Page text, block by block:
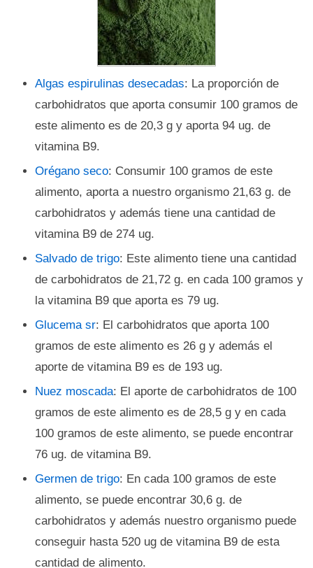
Algas espirulinas desecadas: La proporción de
carbohidratos que aporta consumir 100 gramos de
este alimento es de 20,3 g y aporta 94 ug. de
vitamina B9.
Orégano seco: Consumir 100 gramos de este
alimento, aporta a nuestro organismo 21,63 g. de
carbohidratos y además tiene una cantidad de
vitamina B9 de 274 ug.
Salvado de trigo: Este alimento tiene una cantidad
de carbohidratos de 21,72 g. en cada 100 gramos y
la vitamina B9 que aporta es 79 ug.
Glucema sr: El carbohidratos que aporta 100
gramos de este alimento es 26 g y además el
aporte de vitamina B9 es de 193 ug.
Nuez moscada: El aporte de carbohidratos de 100
gramos de este alimento es de 28,5 g y en cada
100 gramos de este alimento, se puede encontrar
76 ug. de vitamina B9.
Germen de trigo: En cada 100 gramos de este
alimento, se puede encontrar 30,6 g. de
carbohidratos y además nuestro organismo puede
conseguir hasta 520 ug de vitamina B9 de esta
cantidad de alimento.